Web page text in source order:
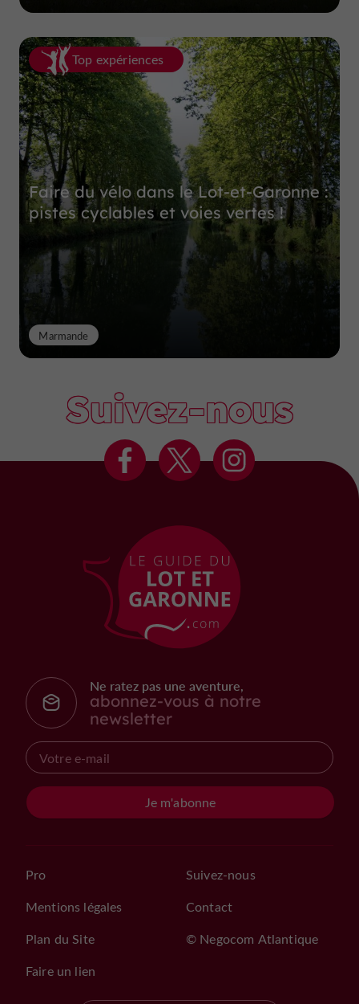
Top expériences
Faire du vélo dans le Lot-et-Garonne :
pistes cyclables et voies vertes !
Marmande
Suivez-nous
Ne ratez pas une aventure,
abonnez-vous à notre
newsletter
Je m'abonne
Pro
Mentions légales
Plan du Site
Faire un lien
Suivez-nous
Contact
© Negocom Atlantique